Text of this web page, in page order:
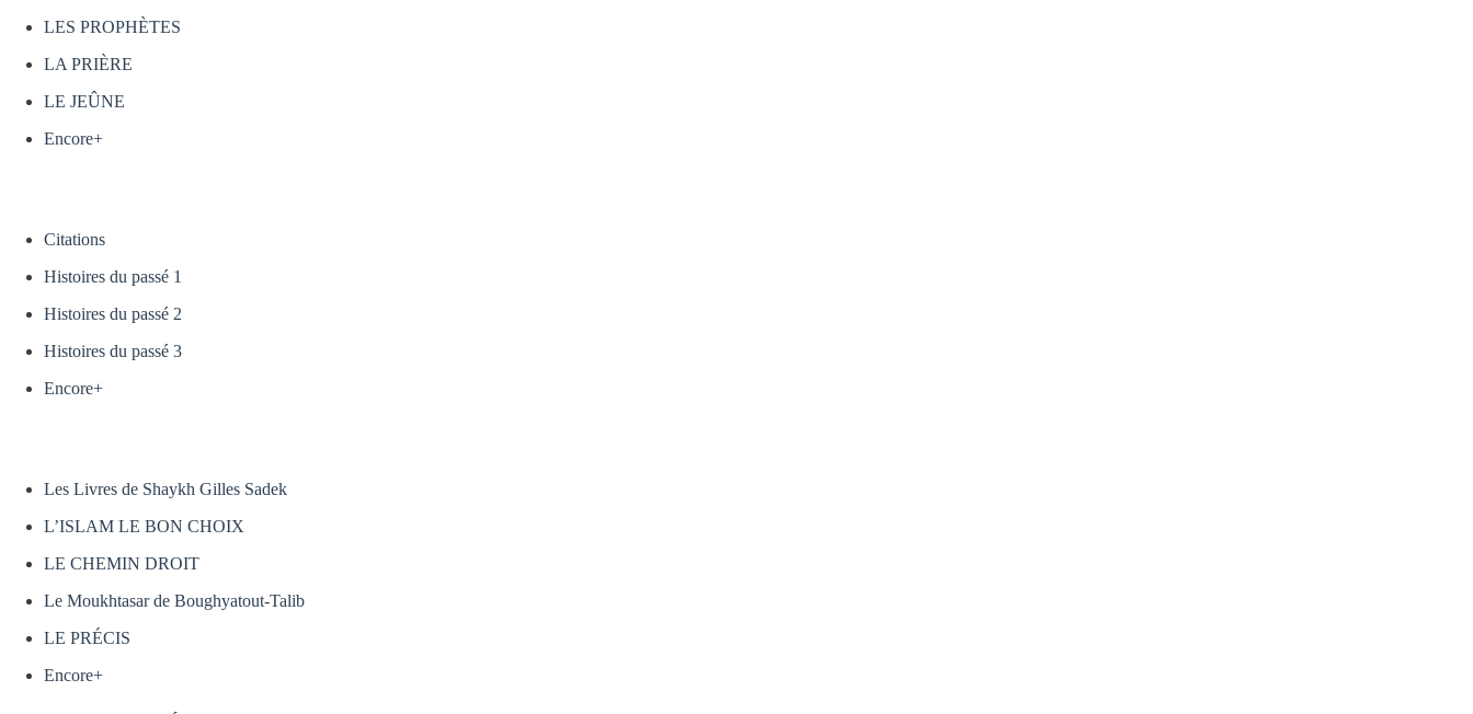
LES PROPHÈTES
LA PRIÈRE
LE JEÛNE
Encore+
Citations
Histoires du passé 1
Histoires du passé 2
Histoires du passé 3
Encore+
Les Livres de Shaykh Gilles Sadek
L’ISLAM LE BON CHOIX
LE CHEMIN DROIT
Le Moukhtasar de Boughyatout-Talib
LE PRÉCIS
Encore+